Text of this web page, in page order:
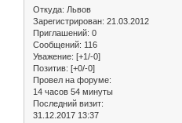
Откуда: Львов
Зарегистрирован: 21.03.2012
Приглашений: 0
Сообщений: 116
Уважение: [+1/-0]
Позитив: [+0/-0]
Провел на форуме:
14 часов 54 минуты
Последний визит:
31.12.2017 13:37